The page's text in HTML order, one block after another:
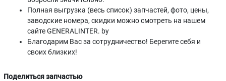
Полная выгрузка (весь список) запчастей, фото, цены,
заводские номера, скидки можно смотреть на нашем
сайте GENERALINTER. by
Благодарим Вас за сотрудничество! Берегите себя и
своих близких!
Поделиться запчастью